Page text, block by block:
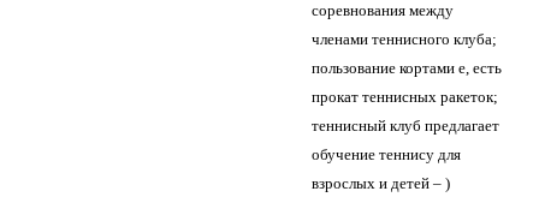
соревнования между
членами теннисного клуба;
пользование кортами е, есть
прокат теннисных ракеток;
теннисный клуб предлагает
обучение теннису для
взрослых и детей – )